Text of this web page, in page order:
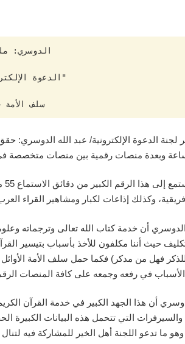
سلف
لجنة الدعوة الإلكترونية/ عبد الله الدوسري:
وبعدة منصات رقمية بين منصات متخصصة
وكذلك إذاعات لكبار ومشاهير القراء
أن خدمة كتاب الله تعالى وترجماته
حيث أننا مكلفون للأخذ بأسباب بتيسير
فهل من مدكر) فكما حمل سلف الأمة
في رفعه وجمعه على كافة المنصات
أن هذا الجهد الكبير في خدمة القرآن
والسيرفرات التي تتحمل هذه البيانات الكبيرة
ما تدعو اللجنة أهل الخير للمشاركة فيه